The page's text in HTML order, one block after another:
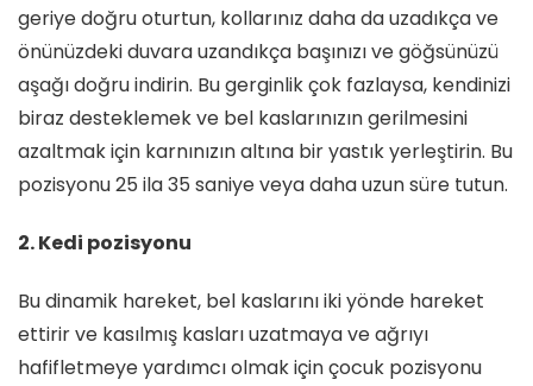
geriye doğru oturtun, kollarınız daha da uzadıkça ve
önünüzdeki duvara uzandıkça başınızı ve göğsünüzü
aşağı doğru indirin. Bu gerginlik çok fazlaysa, kendinizi
biraz desteklemek ve bel kaslarınızın gerilmesini
azaltmak için karnınızın altına bir yastık yerleştirin. Bu
pozisyonu 25 ila 35 saniye veya daha uzun süre tutun.
2. Kedi pozisyonu
Bu dinamik hareket, bel kaslarını iki yönde hareket
ettirir ve kasılmış kasları uzatmaya ve ağrıyı
hafifletmeye yardımcı olmak için çocuk pozisyonu